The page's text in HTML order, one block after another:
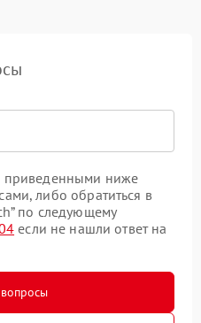
приведенными ниже
либо обратиться в
по следующему
если не нашли ответ на